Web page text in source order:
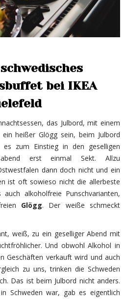
bei IKEA
das Julbord, mit einem
heißer Glögg sein, beim Julbord
zum Einstieg in den geselligen
erst einmal Sekt. Allzu
dann doch nicht und ein
ist oft sowieso nicht die allerbeste
alkoholfreie Punschvarianten,
Glögg. Der weiße schmeckt
weiß, zu ein geselliger Abend mit
Und obwohl Alkohol in
Geschäften verkauft wird und auch
zu uns, trinken die Schweden
Das ist beim Julbord nicht anders.
Schweden war, gab es eigentlich